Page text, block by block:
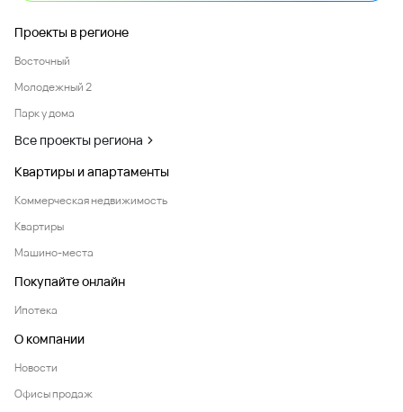
Проекты в регионе
Восточный
Молодежный 2
Парк у дома
Все проекты региона
Квартиры и апартаменты
Коммерческая недвижимость
Квартиры
Машино-места
Покупайте онлайн
Ипотека
О компании
Новости
Офисы продаж